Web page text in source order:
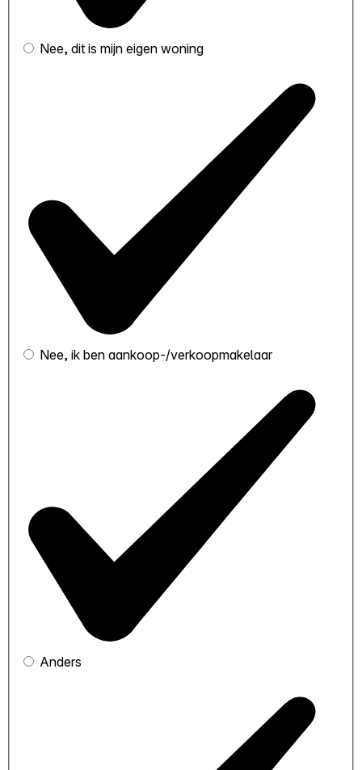
Nee, dit is mijn eigen woning
Nee, ik ben aankoop-/verkoopmakelaar
Anders